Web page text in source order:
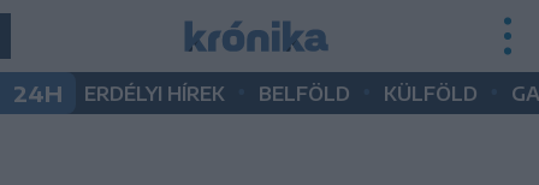
24H ERDÉLYI HÍREK BELFÖLD KÜLFÖLD